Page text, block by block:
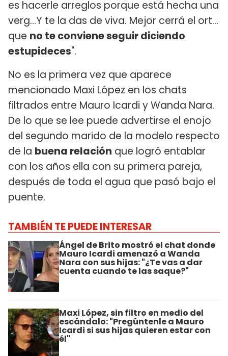
es hacerle arreglos porque está hecha una
verg...Y te la das de viva. Mejor cerrá el ort...
que no te conviene seguir diciendo
estupideces".
No es la primera vez que aparece
mencionado Maxi López en los chats
filtrados entre Mauro Icardi y Wanda Nara.
De lo que se lee puede advertirse el enojo
del segundo marido de la modelo respecto
de la buena relación que logró entablar
con los años ella con su primera pareja,
después de toda el agua que pasó bajo el
puente.
TAMBIÉN TE PUEDE INTERESAR
Ángel de Brito mostró el chat donde
Mauro Icardi amenazó a Wanda
Nara con sus hijas: "¿Te vas a dar
cuenta cuando te las saque?"
Maxi López, sin filtro en medio del
escándalo: "Pregúntenle a Mauro
Icardi si sus hijas quieren estar con
él"